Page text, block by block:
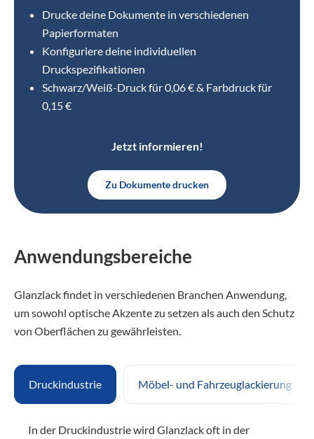
Drucke deine Dokumente in verschiedenen
Papierformaten
Konfiguriere deine individuellen
Druckspezifikationen
Schwarz/Weiß-Druck für 0,06 € & Farbdruck für
0,15 €
Jetzt informieren!
Zu Dokumente drucken
Anwendungsbereiche
Glanzlack findet in verschiedenen Branchen Anwendung,
um sowohl optische Akzente zu setzen als auch den Schutz
von Oberflächen zu gewährleisten.
Druckindustrie Möbel- und Fahrzeuglackierung
In der Druckindustrie wird Glanzlack oft in der